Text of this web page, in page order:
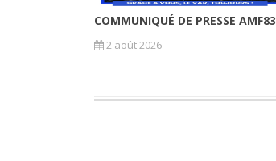
COMMUNIQUÉ DE PRESSE AMF83
2 août 2026